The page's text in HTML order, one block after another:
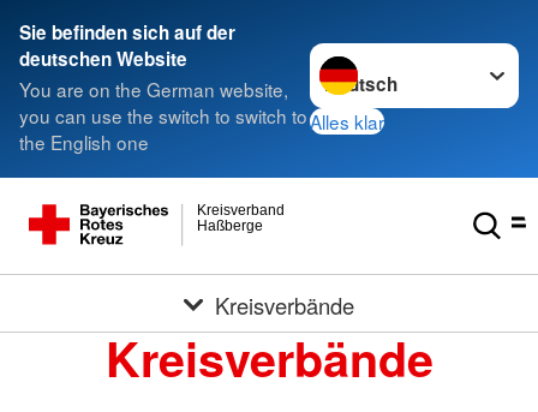
Sie befinden sich auf der
deutschen Website
You are on the German website,
you can use the switch to switch to
the English one
Sprache wechseln zu
Alles klar
Haßberge
Kreisverband
Kreisverbände
Kreisverbände